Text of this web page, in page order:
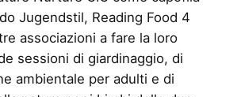
Jugendstil, Reading Food 4
associazioni a fare la loro
sessioni di giardinaggio, di
ambientale per adulti e di